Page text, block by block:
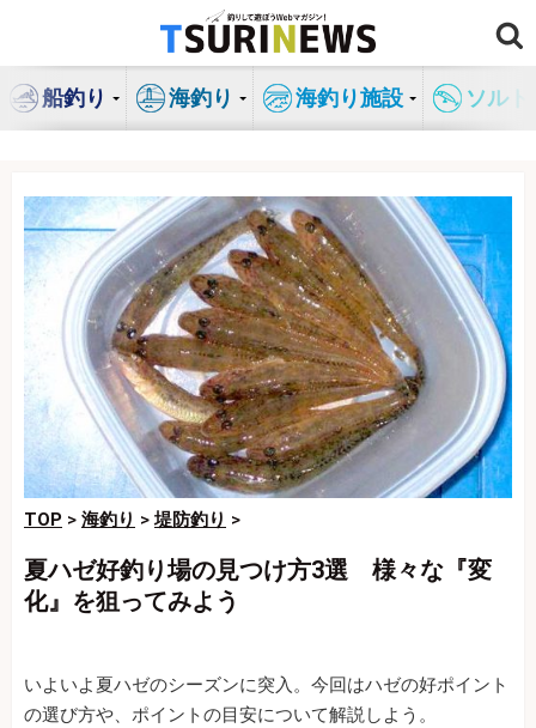
ン
船釣り 海釣り 海釣り施設 ソル
TOP > 海釣り >堤防釣り >
夏ハゼ好釣り場の見つけ方3選 様々な『変
化』を狙ってみよう
いよいよ夏ハゼのシーズンに突入。今回はハゼの好ポイント
の選び方や、ポイントの目安について解説しよう。